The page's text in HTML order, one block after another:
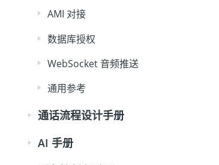
AMI 对接
数据库授权
WebSocket 音频推送
通用参考
通话流程设计手册
AI 手册